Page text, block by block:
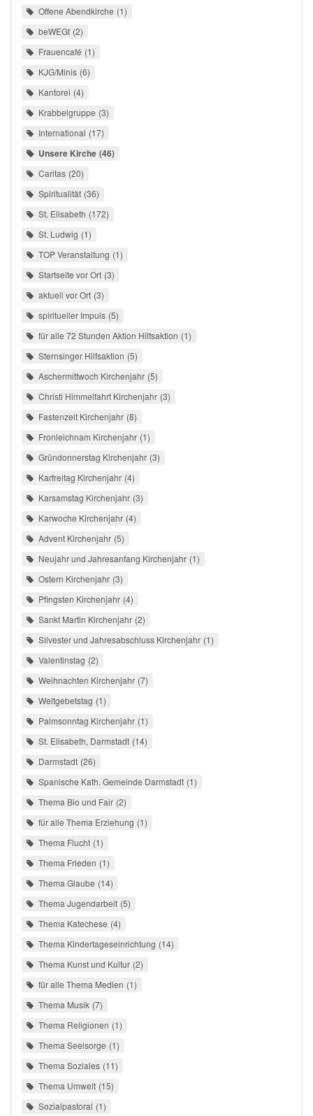
Offene Abendkirche 1
beWEGt 2
Frauencafé 1
KJG/Minis 6
Kantorei 4
Krabbelgruppe 3
International 17
Unsere Kirche 46
Caritas 20
Spiritualität 36
St. Elisabeth 172
St. Ludwig 1
TOP Veranstaltung 1
Startseite vor Ort 3
aktuell vor Ort 3
spiritueller Impuls 5
für alle 72 Stunden Aktion Hilfsaktion 1
Sternsinger Hilfsaktion 5
Aschermittwoch Kirchenjahr 5
Christi Himmelfahrt Kirchenjahr 3
Fastenzeit Kirchenjahr 8
Fronleichnam Kirchenjahr 1
Gründonnerstag Kirchenjahr 3
Karfreitag Kirchenjahr 4
Karsamstag Kirchenjahr 3
Karwoche Kirchenjahr 4
Advent Kirchenjahr 5
Neujahr und Jahresanfang Kirchenjahr 1
Ostern Kirchenjahr 3
Pfingsten Kirchenjahr 4
Sankt Martin Kirchenjahr 2
Silvester und Jahresabschluss Kirchenjahr 1
Valentinstag 2
Weihnachten Kirchenjahr 7
Weltgebetstag 1
Palmsonntag Kirchenjahr 1
St. Elisabeth, Darmstadt 14
Darmstadt 26
Spanische Kath. Gemeinde Darmstadt 1
Thema Bio und Fair 2
für alle Thema Erziehung 1
Thema Flucht 1
Thema Frieden 1
Thema Glaube 14
Thema Jugendarbeit 5
Thema Katechese 4
Thema Kindertageseinrichtung 14
Thema Kunst und Kultur 2
für alle Thema Medien 1
Thema Musik 7
Thema Religionen 1
Thema Seelsorge 1
Thema Soziales 11
Thema Umwelt 15
Sozialpastoral 1